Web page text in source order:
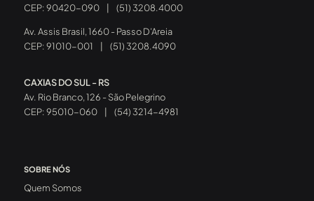
CEP: 90420-090
(51) 3208.4000
Av. Assis Brasil, 1660 - Passo D’Areia
CEP: 91010-001
(51) 3208.4090
CAXIAS DO SUL - RS
Av. Rio Branco, 126 - São Pelegrino
CEP: 95010-060
(54) 3214-4981
SOBRE NÓS
Quem Somos